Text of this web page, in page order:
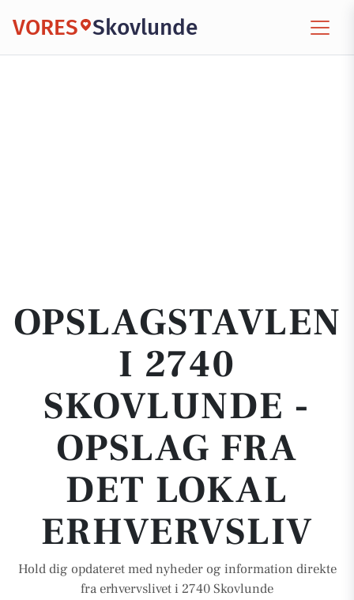
VORES Skovlunde
OPSLAGSTAVLEN
I 2740
SKOVLUNDE -
OPSLAG FRA
DET LOKAL
ERHVERVSLIV
Hold dig opdateret med nyheder og information direkte
fra erhvervslivet i 2740 Skovlunde